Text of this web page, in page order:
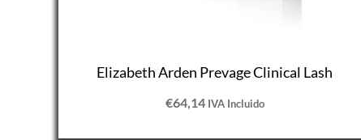
Elizabeth Arden Prevage Clinical Lash
€64,14 IVA Incluido